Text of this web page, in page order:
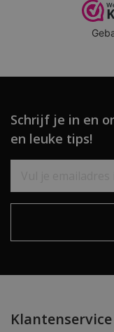
Schrijf je in en
en leuke tips!
Klantenservice